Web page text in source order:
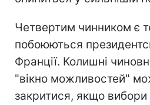
Четвертим чинником є
побоюються
Франції. Колишні
"вікно можливостей"
закритися, якщо вибори